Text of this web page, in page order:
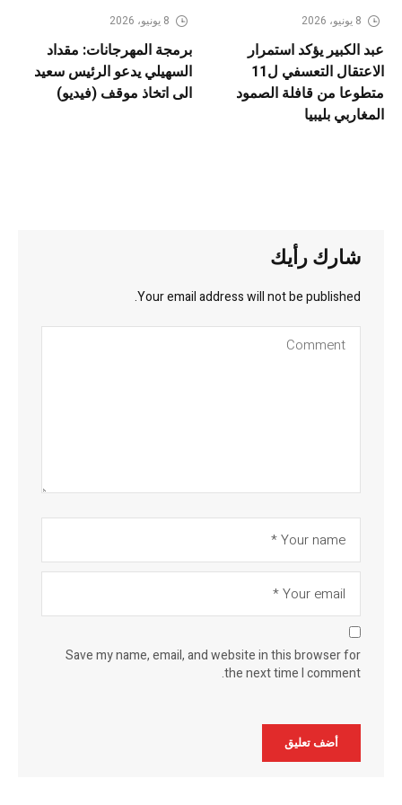
8 يونيو، 2026
عبد الكبير يؤكد استمرار
الاعتقال التعسفي ل11
متطوعا من قافلة الصمود
المغاربي بليبيا
8 يونيو، 2026
برمجة المهرجانات: مقداد
السهيلي يدعو الرئيس سعيد
الى اتخاذ موقف (فيديو)
شارك رأيك
Your email address will not be published.
Save my name, email, and website in this browser for
the next time I comment.